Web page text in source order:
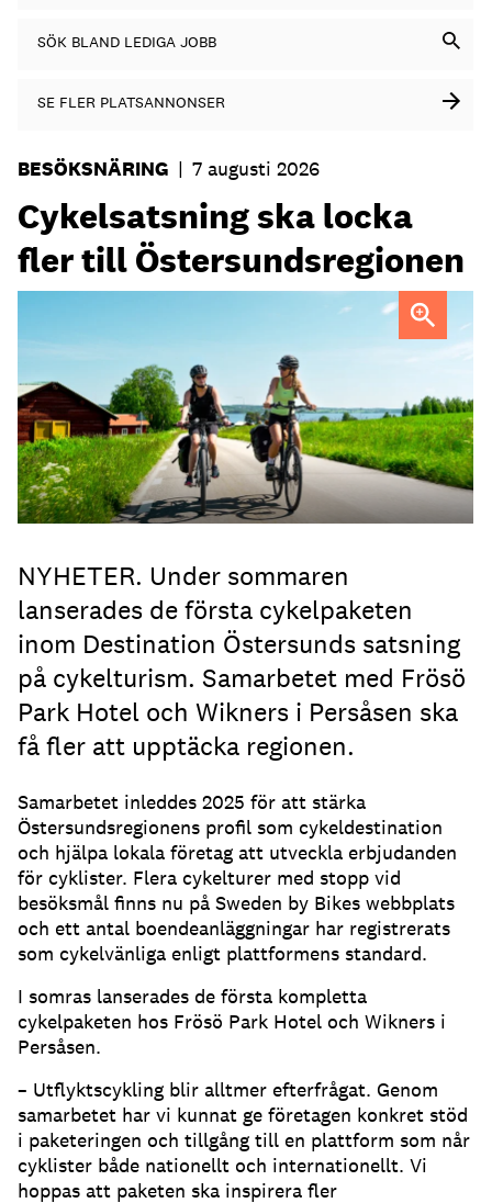
SÖK BLAND LEDIGA JOBB
SE FLER PLATSANNONSER
BESÖKSNÄRING | 7 augusti 2026
Cykelsatsning ska locka
fler till Östersundsregionen
NYHETER. Under sommaren
lanserades de första cykelpaketen
inom Destination Östersunds satsning
på cykelturism. Samarbetet med Frösö
Park Hotel och Wikners i Persåsen ska
få fler att upptäcka regionen.
Samarbetet inleddes 2025 för att stärka
Östersundsregionens profil som cykeldestination
och hjälpa lokala företag att utveckla erbjudanden
för cyklister. Flera cykelturer med stopp vid
besöksmål finns nu på Sweden by Bikes webbplats
och ett antal boendeanläggningar har registrerats
som cykelvänliga enligt plattformens standard.
I somras lanserades de första kompletta
cykelpaketen hos Frösö Park Hotel och Wikners i
Persåsen.
– Utflyktscykling blir alltmer efterfrågat. Genom
samarbetet har vi kunnat ge företagen konkret stöd
i paketeringen och tillgång till en plattform som når
cyklister både nationellt och internationellt. Vi
hoppas att paketen ska inspirera fler